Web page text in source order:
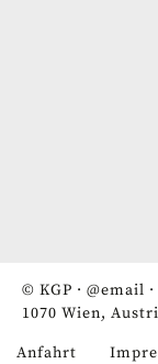
© KGP · @email ·
1070 Wien,
Anfahrt